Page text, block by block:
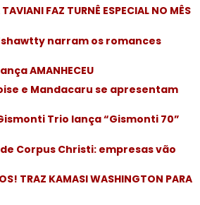
FAZ TURNÊ ESPECIAL NO MÊS
narram os romances
AMANHECEU
e Mandacaru se apresentam
Trio lança “Gismonti 70”
Corpus Christi: empresas vão
TRAZ KAMASI WASHINGTON PARA